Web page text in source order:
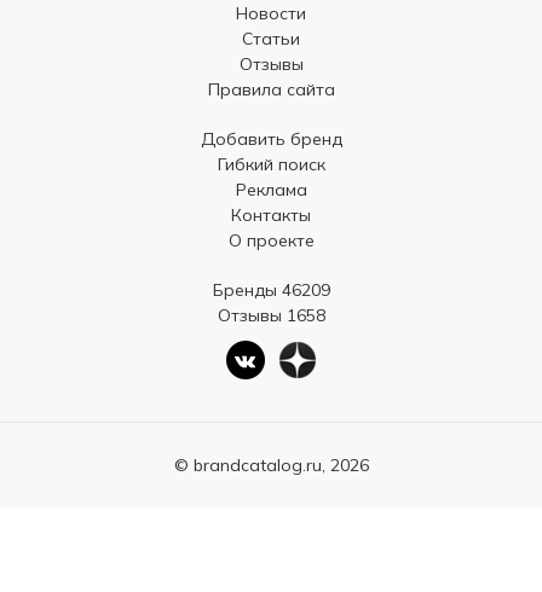
Новости
Статьи
Отзывы
Правила сайта
Добавить бренд
Гибкий поиск
Реклама
Контакты
О проекте
Бренды 46209
Отзывы 1658
© brandcatalog.ru, 2026